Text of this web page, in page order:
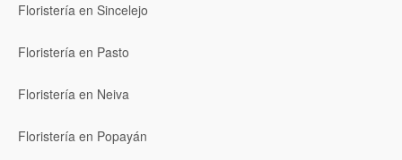
Floristería en Sincelejo
Floristería en Pasto
Floristería en Neiva
Floristería en Popayán